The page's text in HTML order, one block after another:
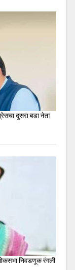
दुसरा बडा नेता
निवडणूक रंगली